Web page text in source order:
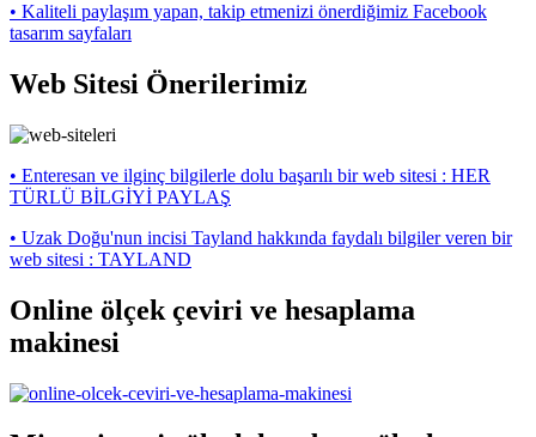
• Kaliteli paylaşım yapan, takip etmenizi önerdiğimiz Facebook
tasarım sayfaları
Web Sitesi Önerilerimiz
• Enteresan ve ilginç bilgilerle dolu başarılı bir web sitesi : HER
TÜRLÜ BİLGİYİ PAYLAŞ
• Uzak Doğu'nun incisi Tayland hakkında faydalı bilgiler veren bir
web sitesi : TAYLAND
Online ölçek çeviri ve hesaplama
makinesi